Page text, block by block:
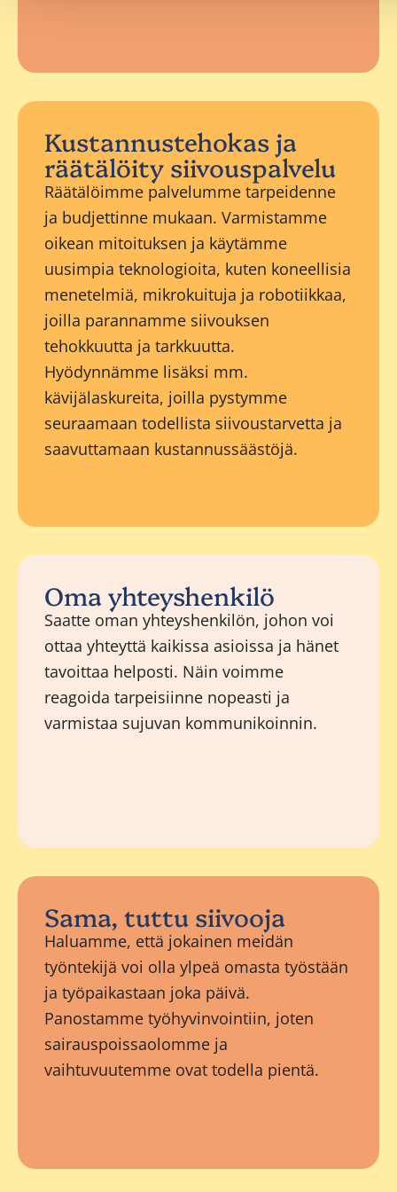
Kustannustehokas ja
räätälöity siivouspalvelu
Räätälöimme palvelumme tarpeidenne
ja budjettinne mukaan. Varmistamme
oikean mitoituksen ja käytämme
uusimpia teknologioita, kuten koneellisia
menetelmiä, mikrokuituja ja robotiikkaa,
joilla parannamme siivouksen
tehokkuutta ja tarkkuutta.
Hyödynnämme lisäksi mm.
kävijälaskureita, joilla pystymme
seuraamaan todellista siivoustarvetta ja
saavuttamaan kustannussäästöjä.
Oma yhteyshenkilö
Saatte oman yhteyshenkilön, johon voi
ottaa yhteyttä kaikissa asioissa ja hänet
tavoittaa helposti. Näin voimme
reagoida tarpeisiinne nopeasti ja
varmistaa sujuvan kommunikoinnin.
Sama, tuttu siivooja
Haluamme, että jokainen meidän
työntekijä voi olla ylpeä omasta työstään
ja työpaikastaan joka päivä.
Panostamme työhyvinvointiin, joten
sairauspoissaolomme ja
vaihtuvuutemme ovat todella pientä.